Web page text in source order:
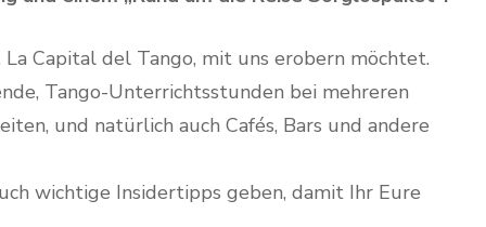
La Capital del Tango, mit uns erobern möchtet.
Tango-Unterrichtsstunden bei mehreren
und natürlich auch Cafés, Bars und andere
wichtige Insidertipps geben, damit Ihr Eure